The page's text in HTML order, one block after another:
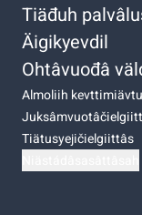
Tiäđuh
Äigikyevdil
Ohtâvuođâ
Almoliih
Tiätusyejičielgiittâs